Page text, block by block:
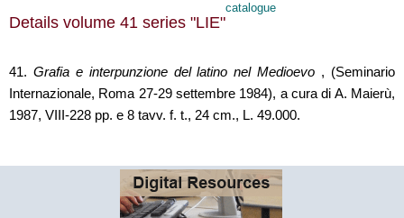
Details volume 41 series "LIE"
catalogue
41. Grafia e interpunzione del latino nel Medioevo , (Seminario
Internazionale, Roma 27-29 settembre 1984), a cura di A. Maierù,
1987, VIII-228 pp. e 8 tavv. f. t., 24 cm., L. 49.000.